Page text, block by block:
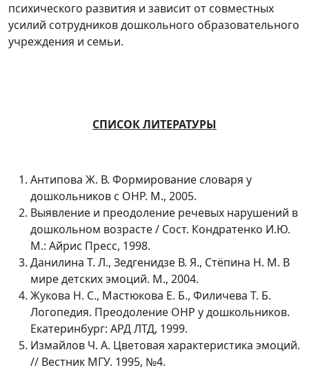
психического развития и зависит от совместных
усилий сотрудников дошкольного образовательного
учреждения и семьи.
СПИСОК ЛИТЕРАТУРЫ
Антипова Ж. В. Формирование словаря у
дошкольников с ОНР. М., 2005.
Выявление и преодоление речевых нарушений в
дошкольном возрасте / Сост. Кондратенко И.Ю.
М.: Айрис Пресс, 1998.
Данилина Т. Л., Зедгенидзе В. Я., Стёпина Н. М. В
мире детских эмоций. М., 2004.
Жукова Н. С., Мастюкова Е. Б., Филичева Т. Б.
Логопедия. Преодоление ОНР у дошкольников.
Екатеринбург: АРД ЛТД, 1999.
Измайлов Ч. А. Цветовая характеристика эмоций.
// Вестник МГУ. 1995, №4.